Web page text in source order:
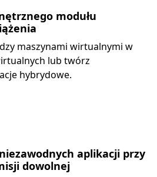
modułu
maszynami wirtualnymi w
lub twórz
hybrydowe.
aplikacji przy
dowolnej